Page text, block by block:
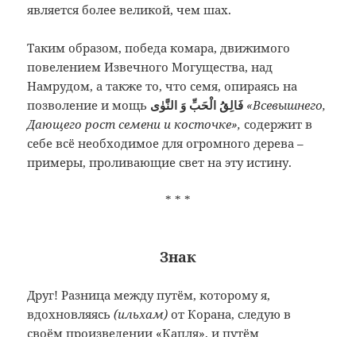
является более великой, чем шах.
Таким образом, победа комара, движимого
повелением Извечного Могущества, над
Намрудом, а также то, что семя, опираясь на
позволение и мощь
«Всевышнего,
Дающего рост семени и косточке», содержит в
себе всё необходимое для огромного дерева –
примеры, проливающие свет на эту истину.
* * *
Знак
Друг! Разница между путём, которому я,
вдохновляясь(ильхам) от Корана, следую в
своём произведении «Капля», и путём